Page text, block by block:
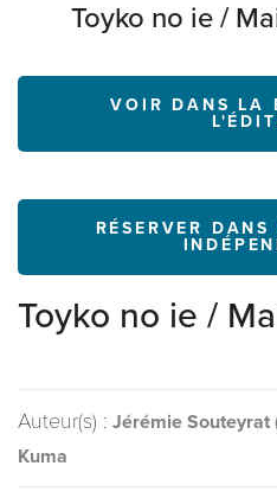
Toyko no ie /
VOIR DANS LA
RÉSERVER
Toyko no ie /
Auteur(s) : Jérémie Souteyrat
Kuma